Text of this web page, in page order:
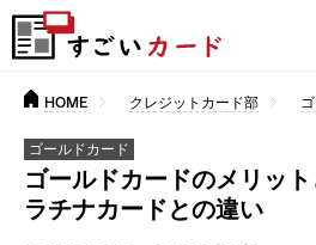
HOME クレジットカード部
ゴールドカード
ゴールドカードのメリッ
ラチナカードとの違い